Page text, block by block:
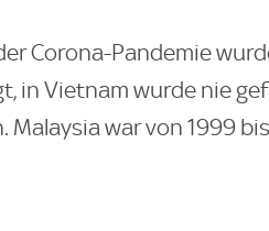
Corona-Pandemie
in Vietnam wurde nie
Malaysia war von 1999